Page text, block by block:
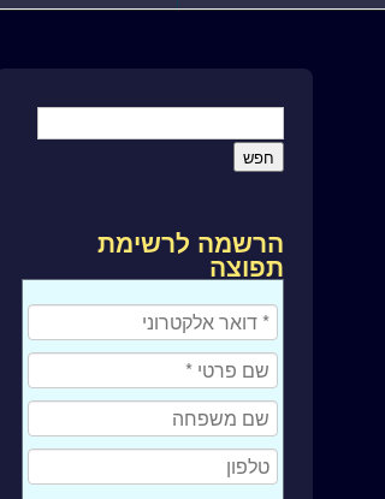
הרשמה לרשימת
תפוצה